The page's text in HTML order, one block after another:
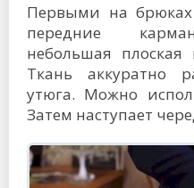
Первыми на
передние
небольшая
Ткань аккуратно
утюга. Можно
Затем наступает